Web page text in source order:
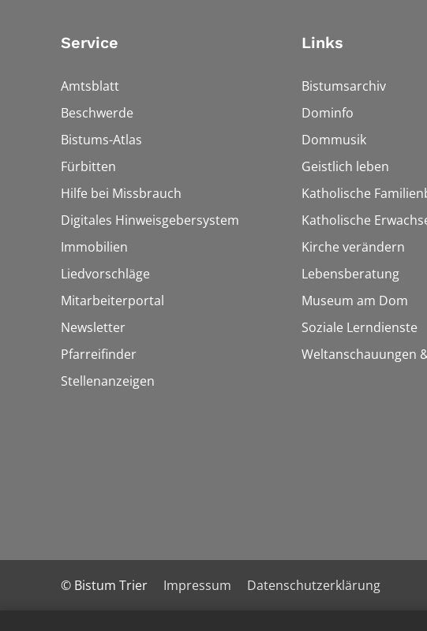
Service
Amtsblatt
Beschwerde
Bistums-Atlas
Fürbitten
Hilfe bei Missbrauch
Digitales Hinweisgebersystem
Immobilien
Liedvorschläge
Mitarbeiterportal
Newsletter
Pfarreifinder
Stellenanzeigen
Links
Bistumsarchiv
Dominfo
Dommusik
Geistlich leben
Katholische
Katholische
Kirche verändern
Lebensberatung
Museum am Dom
Soziale Lerndienste
Weltanschauungen
© Bistum Trier Impressum Datenschutzerklärung